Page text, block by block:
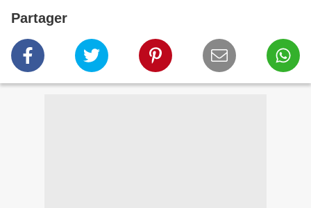
Partager